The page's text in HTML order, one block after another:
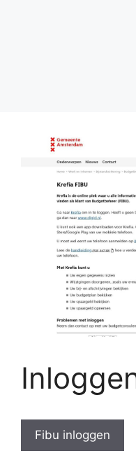
Fibu inloggen